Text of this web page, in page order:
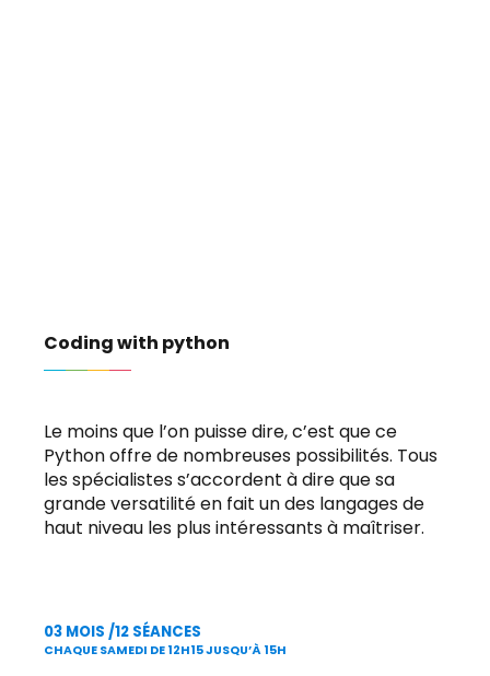
Coding with python
Le moins que l’on puisse dire, c’est que ce
Python offre de nombreuses possibilités. Tous
les spécialistes s’accordent à dire que sa
grande versatilité en fait un des langages de
haut niveau les plus intéressants à maîtriser.
03 MOIS /12 SÉANCES
CHAQUE SAMEDI DE 12H15 JUSQU’À 15H